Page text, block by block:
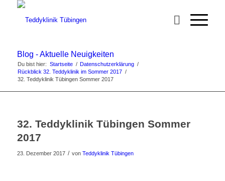
Blog - Aktuelle Neuigkeiten
Du bist hier: Startseite / Datenschutzerklärung /
Rückblick 32. Teddyklinik im Sommer 2017 /
32. Teddyklinik Tübingen Sommer 2017
32. Teddyklinik Tübingen Sommer
2017
23. Dezember 2017 / von Teddyklinik Tübingen